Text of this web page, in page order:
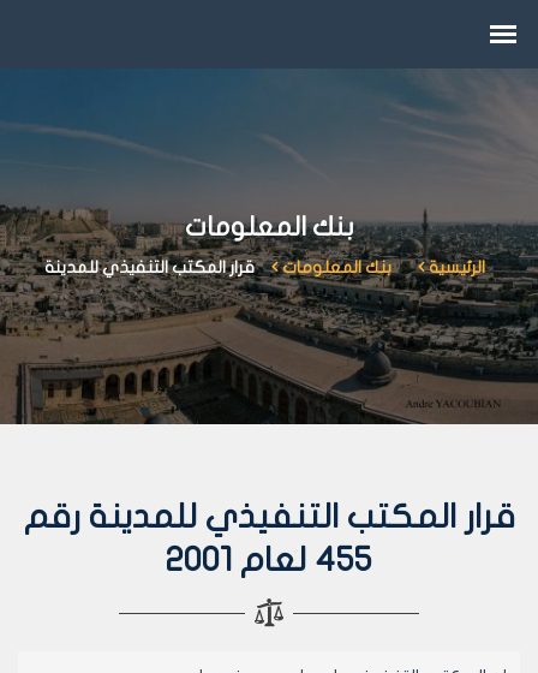
بنك المعلومات
الرئيسية بنك المعلومات قرار المكتب التنفيذي للمدينة
قرار المكتب التنفيذي للمدينة رقم
455 لعام 2001